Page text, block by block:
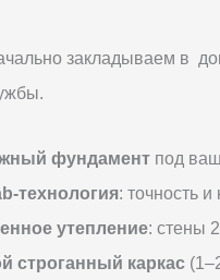
закладываем в
фундамент под
технология: точность и
утепление: стены
строганный каркас